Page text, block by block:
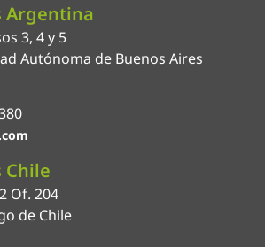
Argentina
3, 4 y 5
Autónoma de Buenos Aires
Chile
Of. 204
de Chile